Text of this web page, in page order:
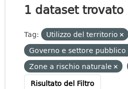
1 dataset trovato
Tag:
Utilizzo del territorio
Governo e settore pubblico
Zone a rischio naturale
Risultato del Filtro